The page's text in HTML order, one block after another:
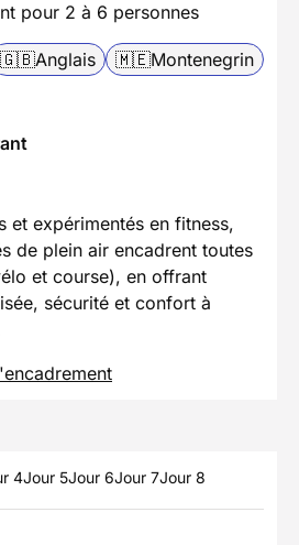
pour 2 à 6 personnes
🇬🇧Anglais 🇲🇪Montenegrin
et expérimentés en fitness,
de plein air encadrent toutes
et course), en offrant
sécurité et confort à
4Jour 5Jour 6Jour 7Jour 8